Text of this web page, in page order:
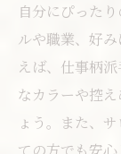
オ
ネイ
ジ
定
オフ
自分にぴった
ルや職業、好
えば、仕事柄
なカラーや控
ょう。また、